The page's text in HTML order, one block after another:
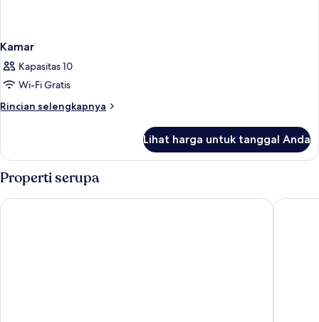
Kamar
Kapasitas 10
Wi-Fi Gratis
Rincian selengkapnya
Rincian
Kamar
Lihat harga untuk tanggal Anda
Properti serupa
Barceló Playa Blanca Royal Level - Adults Only H10